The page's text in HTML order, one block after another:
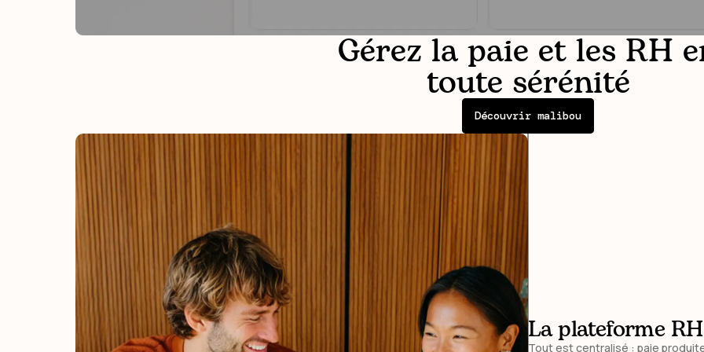
Gérez la paie et les RH
toute sérénité
Découvrir malibou
La plateforme
Tout est centralisé : paie
Chez malibou,
ticket.
La complexité,
Derrière chaque clic fluide, il y a